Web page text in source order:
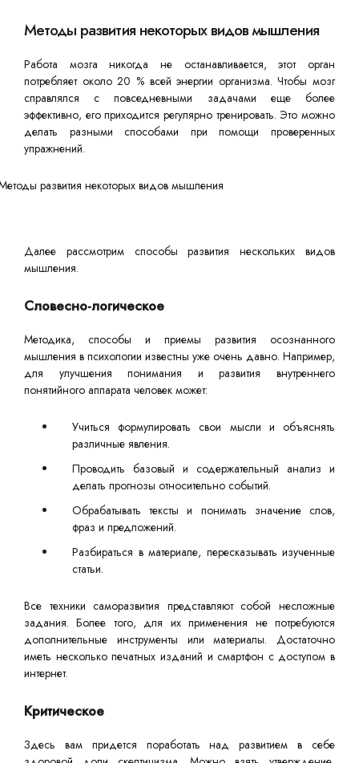
Методы развития некоторых видов мышления
Работа мозга никогда не останавливается, этот орган
потребляет около 20 % всей энергии организма. Чтобы мозг
справлялся с повседневными задачами еще более
эффективно, его приходится регулярно тренировать. Это можно
делать разными способами при помощи проверенных
упражнений.
Далее рассмотрим способы развития нескольких видов
мышления.
Словесно-логическое
Методика, способы и приемы развития осознанного
мышления в психологии известны уже очень давно. Например,
для улучшения понимания и развития внутреннего
понятийного аппарата человек может:
Учиться формулировать свои мысли и объяснять
различные явления.
Проводить базовый и содержательный анализ и
делать прогнозы относительно событий.
Обрабатывать тексты и понимать значение слов,
фраз и предложений.
Разбираться в материале, пересказывать изученные
статьи.
Все техники саморазвития представляют собой несложные
задания. Более того, для их применения не потребуются
дополнительные инструменты или материалы. Достаточно
иметь несколько печатных изданий и смартфон с доступом в
интернет.
Критическое
Здесь вам придется поработать над развитием в себе